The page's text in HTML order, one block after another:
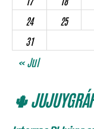
24
25
31
« Jul
🌵